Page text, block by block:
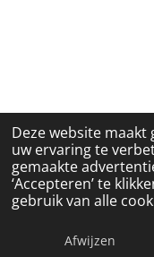
Deze website maakt
uw ervaring te
gemaakte
‘Accepteren’ te
gebruik van alle
Afwijzen